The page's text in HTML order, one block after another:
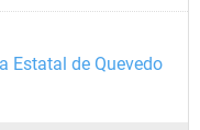
Estatal de Quevedo